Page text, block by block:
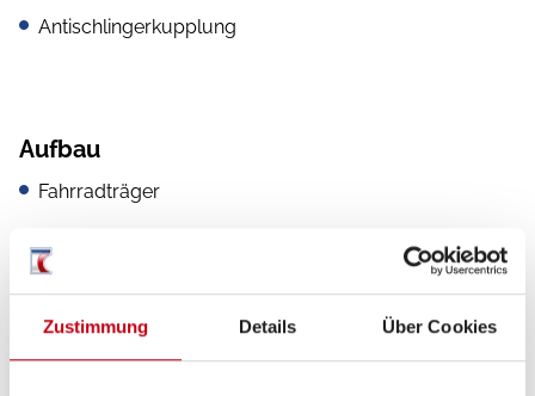
Zustimmung Details Über Cookies
Antischlingerkupplung
Aufbau
Fahrradträger
Küche